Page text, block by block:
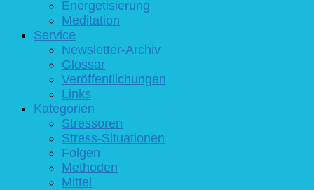
Energetisierung
Meditation
Service
Newsletter-Archiv
Glossar
Veröffentlichungen
Links
Kategorien
Stressoren
Stress-Situationen
Folgen
Methoden
Mittel